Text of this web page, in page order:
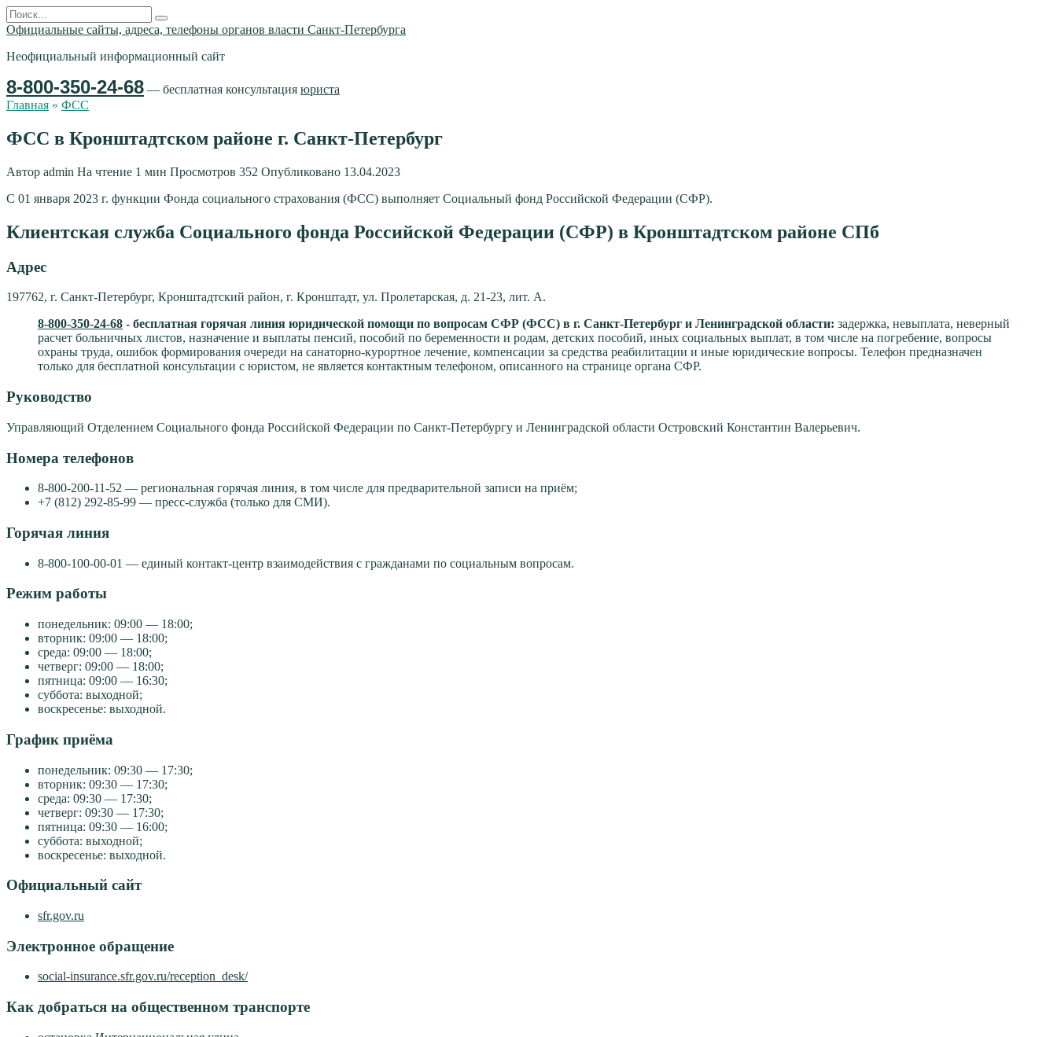
Перейти
к
содержанию
Search
for:
Официальные сайты, адреса, телефоны органов власти Санкт-Петербурга
Неофициальный информационный сайт
8-800-350-24-68 — бесплатная консультация юриста
Главная » ФСС
ФСС в Кронштадтском районе г. Санкт-Петербург
Автор admin На чтение 1 мин Просмотров 352 Опубликовано 13.04.2023
С 01 января 2023 г. функции Фонда социального страхования (ФСС) выполняет Социальный фонд Российской Федерации (СФР).
Клиентская служба Социального фонда Российской Федерации (СФР) в Кронштадтском районе СПб
Адрес
197762, г. Санкт-Петербург, Кронштадтский район, г. Кронштадт, ул. Пролетарская, д. 21-23, лит. А.
8-800-350-24-68 - бесплатная горячая линия юридической помощи по вопросам CФР (ФСС) в г. Санкт-Петербург и Ленинградской области: задержка, невыплата, неверный
расчет больничных листов, назначение и выплаты пенсий, пособий по беременности и родам, детских пособий, иных социальных выплат, в том числе на погребение, вопросы
охраны труда, ошибок формирования очереди на санаторно-курортное лечение, компенсации за средства реабилитации и иные юридические вопросы. Телефон предназначен
только для бесплатной консультации с юристом, не является контактным телефоном, описанного на странице органа СФР.
Руководство
Управляющий Отделением Социального фонда Российской Федерации по Санкт-Петербургу и Ленинградской области Островский Константин Валерьевич.
Номера телефонов
8-800-200-11-52 — региональная горячая линия, в том числе для предварительной записи на приём;
+7 (812) 292-85-99 — пресс-служба (только для СМИ).
Горячая линия
8-800-100-00-01 — единый контакт-центр взаимодействия с гражданами по социальным вопросам.
Режим работы
понедельник: 09:00 — 18:00;
вторник: 09:00 — 18:00;
среда: 09:00 — 18:00;
четверг: 09:00 — 18:00;
пятница: 09:00 — 16:30;
суббота: выходной;
воскресенье: выходной.
График приёма
понедельник: 09:30 — 17:30;
вторник: 09:30 — 17:30;
среда: 09:30 — 17:30;
четверг: 09:30 — 17:30;
пятница: 09:30 — 16:00;
суббота: выходной;
воскресенье: выходной.
Официальный сайт
sfr.gov.ru
Электронное обращение
social-insurance.sfr.gov.ru/reception_desk/
Как добраться на общественном транспорте